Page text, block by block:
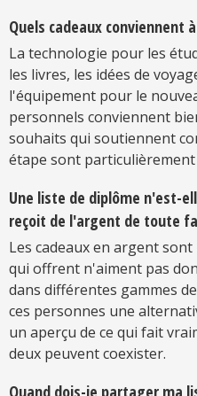
Quels cadeaux conviennent
La technologie pour les
les livres, les idées de
l'équipement pour le
personnels conviennent
souhaits qui soutiennent
étape sont particulièrement
Une liste de diplôme n'est-
reçoit de l'argent de toute
Les cadeaux en argent
qui offrent n'aiment pas
dans différentes gammes
ces personnes une
un aperçu de ce qui fait
deux peuvent coexister.